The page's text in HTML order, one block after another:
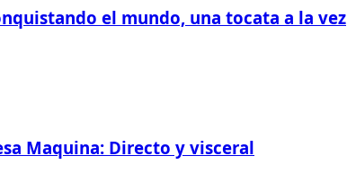
el mundo, una tocata a la vez
Maquina: Directo y visceral